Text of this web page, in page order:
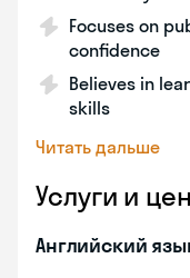
Focuses on
confidence
Believes in
skills
Читать дальше
Услуги и
Английский